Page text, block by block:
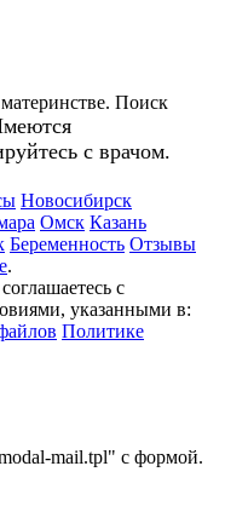
Поиск
с врачом.
Новосибирск
Омск Казань
Беременность Отзывы
.
с
указанными в:
Политике
mail.tpl" с формой.